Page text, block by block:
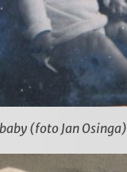
(foto Jan Osinga)